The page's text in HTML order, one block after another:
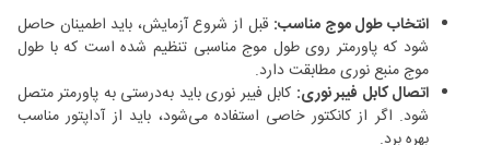
انتخاب طول موج مناسب: قبل از شروع آزمایش، باید اطمینان حاصل
شود که پاورمتر روی طول موج مناسبی تنظیم شده است که با طول
موج منبع نوری مطابقت دارد.
اتصال کابل فیبر نوری: کابل فیبر نوری باید به‌درستی به پاورمتر متصل
شود. اگر از کانکتور خاصی استفاده می‌شود، باید از آداپتور مناسب
بهره برد.